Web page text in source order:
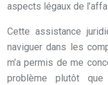
aspects légaux de
Cette assistance
naviguer dans les
m’a permis de me
problème plutôt que